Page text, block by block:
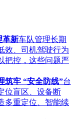
革新车队管理长期
效、司机驾驶行为
把控，这些问题严
筑牢 “安全防线”台
位盲区、设备断
多重定位、智能续